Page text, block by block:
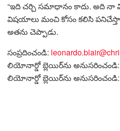
“ఇది చర్చి సమాధానం కాదు. అది నా
విషయాలు మంచి కోసం కలిసి
అతను చెప్పాడు.
సంప్రదించండి:
లియోనార్డో బ్లెయిర్‌ను అనుసరించండి:
లియోనార్డో బ్లెయిర్‌ను అనుసరించండి: